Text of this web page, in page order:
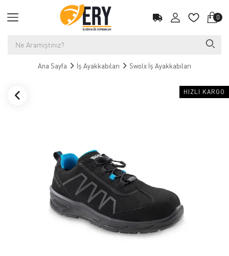
0
Ana Sayfa İş Ayakkabıları Swolx İş Ayakkabıları
HIZLI KARGO